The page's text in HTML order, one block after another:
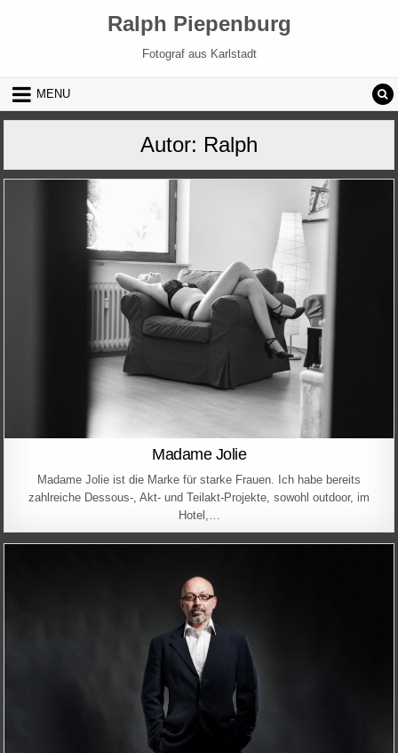
Ralph Piepenburg
Fotograf aus Karlstadt
MENU
Autor: Ralph
Madame Jolie
Madame Jolie ist die Marke für starke Frauen. Ich habe bereits
zahlreiche Dessous-, Akt- und Teilakt-Projekte, sowohl outdoor, im
Hotel,…